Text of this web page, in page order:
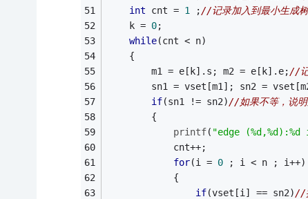
int cnt = 1 ;//记录加入到最小生成
	k =
0;
while(cnt < n)
	{
		m1 = e[k].s; m2 = e[k].e;
//
sn1 = vset[m1]; sn2 =
if(sn1 != sn2)//如果不等，说明
		{
printf( "edge
			cnt++;
for(i = 0 ; i < n ; i++)
			{
if(vset[i] == sn2)//